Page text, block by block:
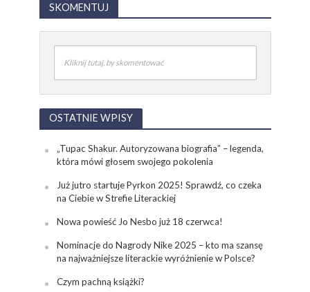
SKOMENTUJ
Kliknij tutaj, by skomentować
OSTATNIE WPISY
„Tupac Shakur. Autoryzowana biografia” – legenda,
która mówi głosem swojego pokolenia
Już jutro startuje Pyrkon 2025! Sprawdź, co czeka
na Ciebie w Strefie Literackiej
Nowa powieść Jo Nesbo już 18 czerwca!
Nominacje do Nagrody Nike 2025 – kto ma szansę
na najważniejsze literackie wyróżnienie w Polsce?
Czym pachną książki?